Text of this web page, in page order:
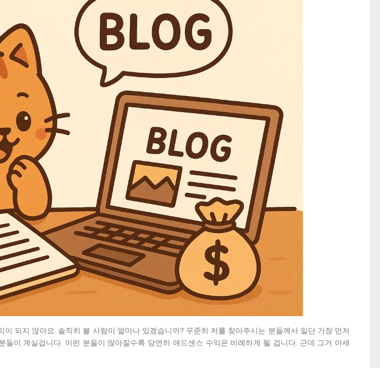
되지 않아요. 솔직히 볼 사람이 얼마나 있겠습니까? 꾸준히 저를 찾아주시는 분들께서 일단 가장 먼저
이 계실겁니다. 이런 분들이 많아질수록 당연히 애드센스 수익은 비례하게 될 겁니다. 근데 그거 아세